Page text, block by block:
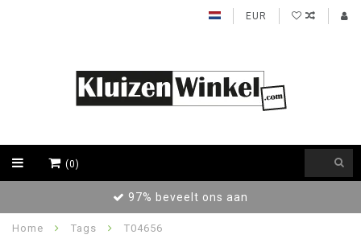
EUR
(0)
97% beveelt ons aan
Home Tags T04656